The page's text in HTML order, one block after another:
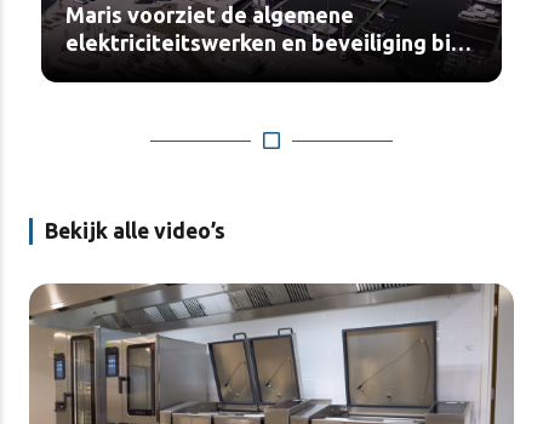
Maris voorziet de algemene
elektriciteitswerken en beveiliging bij
Maison Mathis in Quartier Bleu (video)
Bekijk alle video’s